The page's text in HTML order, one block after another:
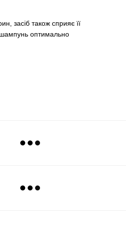
засіб також сприяє її
шампунь оптимально